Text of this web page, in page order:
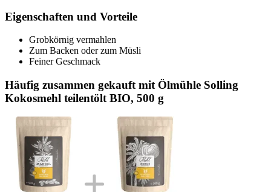
Eigenschaften und Vorteile
Grobkörnig vermahlen
Zum Backen oder zum Müsli
Feiner Geschmack
Häufig zusammen gekauft mit Ölmühle Solling
Kokosmehl teilentölt BIO, 500 g